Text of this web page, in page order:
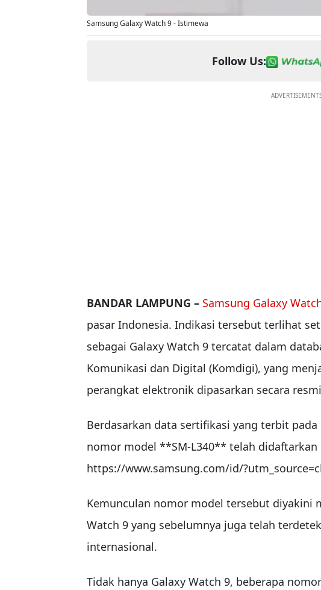
Samsung Galaxy Watch 9 - Istimewa
Follow Us:
BANDAR LAMPUNG – Samsung Galaxy
pasar Indonesia. Indikasi tersebut terlihat
sebagai Galaxy Watch 9 tercatat dalam
Komunikasi dan Digital (Komdigi), yang
perangkat elektronik dipasarkan secara
Berdasarkan data sertifikasi yang terbit pada
nomor model **SM-L340** telah didaftarkan
https://www.samsung.com/id/
Kemunculan nomor model tersebut diyakini
Watch 9 yang sebelumnya juga telah
internasional.
Tidak hanya Galaxy Watch 9, beberapa